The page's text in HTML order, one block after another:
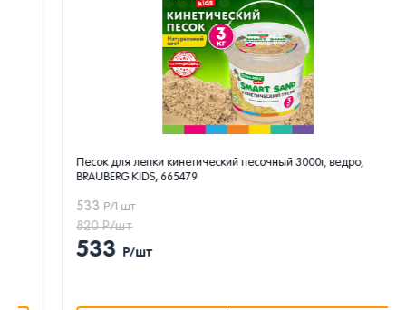
Песок для лепки кинетический песочный 3000г, ведро,
BRAUBERG KIDS, 665479
Р/1 шт
820 Р/шт
533Р/шт